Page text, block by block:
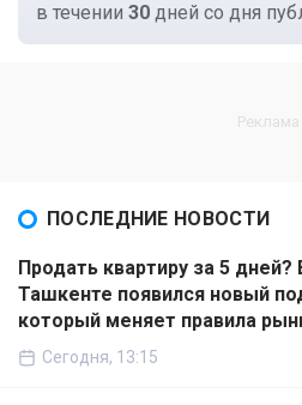
в течении 30 дней со дня
ПОСЛЕДНИЕ НОВОСТИ
Продать квартиру за 5 дней?
Ташкенте появился новый
который меняет правила
Сегодня, 13:15